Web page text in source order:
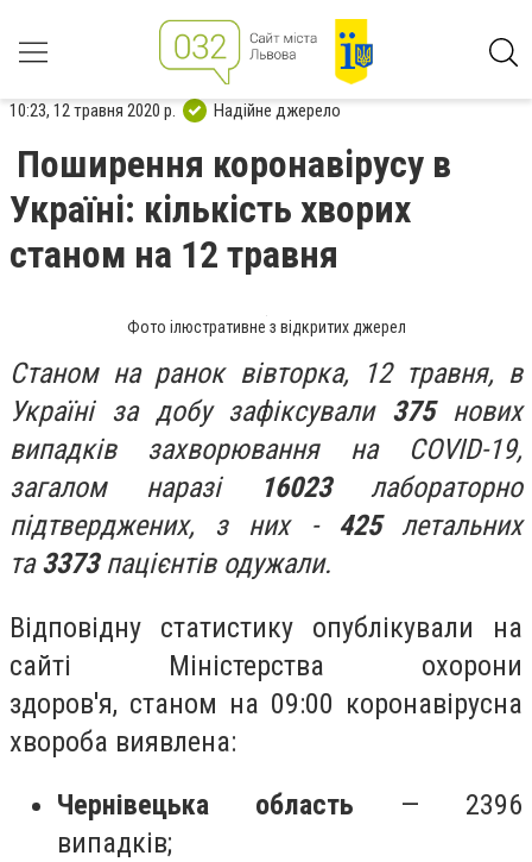
10:23, 12 травня 2020 р. Надійне джерело
Поширення коронавірусу в
Україні: кількість хворих
станом на 12 травня
Фото ілюстративне з відкритих джерел
Станом на ранок вівторка, 12 травня, в
Україні за добу зафіксували 375нових
випадків захворювання на COVID-19,
загалом наразі
16023лабораторно
підтверджених, з них - 425летальних
та3373пацієнтів одужали.
Відповідну статистику опублікували на
сайті Міністерства охорони
здоров'я, станом на 09:00 коронавірусна
хвороба виявлена:
Чернівецька область — 2396
випадків;